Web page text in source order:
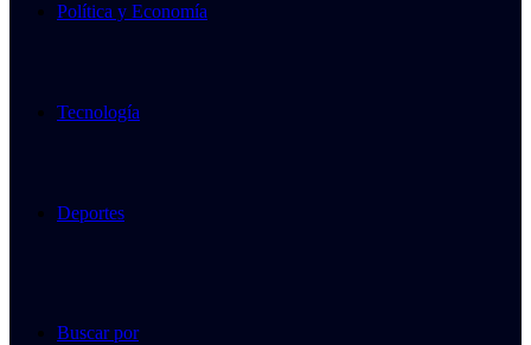
Política y Economía
Tecnología
Deportes
Buscar por